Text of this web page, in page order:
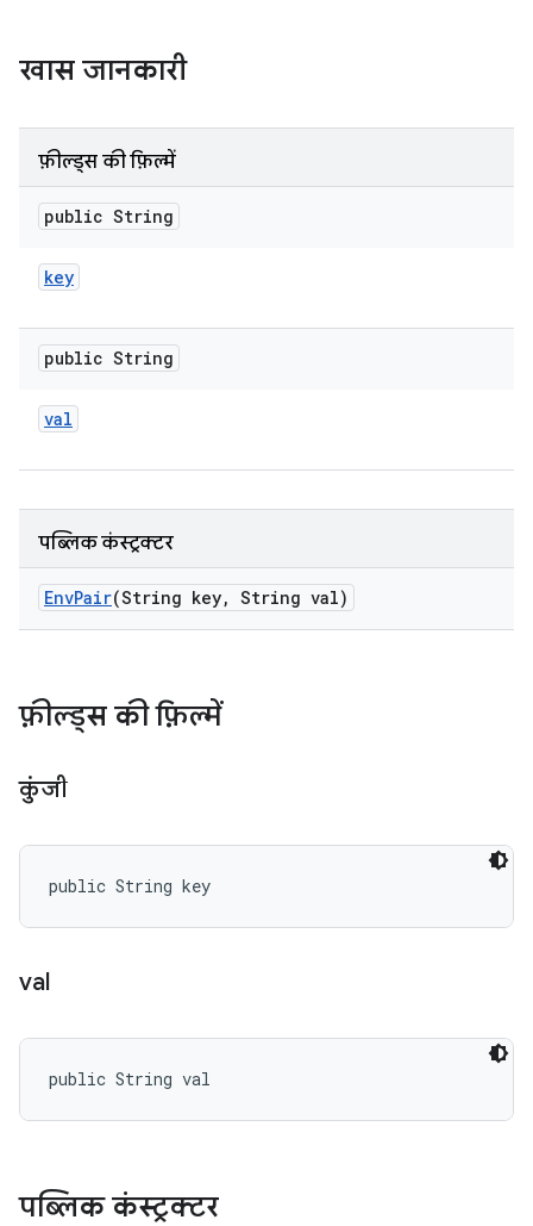
खास जानकारी
फ़ील्ड्स की फ़िल्में
public String
key
public String
val
पब्लिक कंस्ट्रक्टर
EnvPair(String key, String val)
फ़ील्ड्स की फ़िल्में
कुंजी
public String key
val
public String val
पब्लिक कंस्ट्रक्टर